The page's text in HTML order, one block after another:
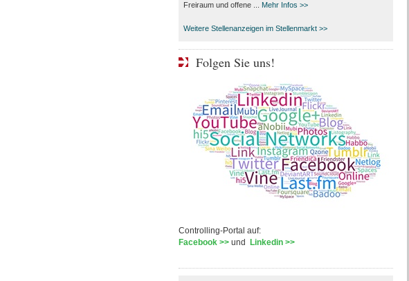
Freiraum und offene ...
Mehr Infos >>
Weitere Stellenanzeigen im Stellenmarkt >>
Folgen Sie uns!
Controlling-Portal auf:
Facebook >>und Linkedin >>